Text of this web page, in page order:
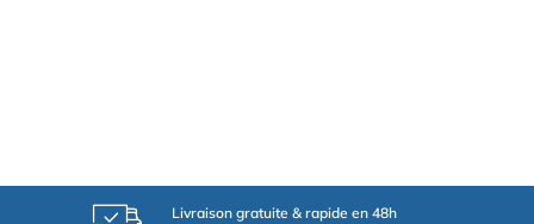
Livraison gratuite & rapide en 48h